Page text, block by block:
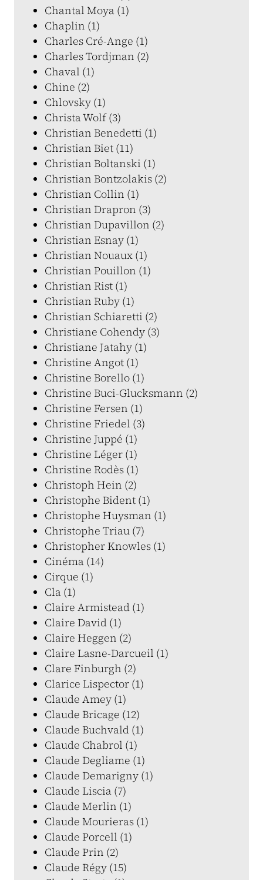
Chantal Moya (1)
Chaplin (1)
Charles Cré-Ange (1)
Charles Tordjman (2)
Chaval (1)
Chine (2)
Chlovsky (1)
Christa Wolf (3)
Christian Benedetti (1)
Christian Biet (11)
Christian Boltanski (1)
Christian Bontzolakis (2)
Christian Collin (1)
Christian Drapron (3)
Christian Dupavillon (2)
Christian Esnay (1)
Christian Nouaux (1)
Christian Pouillon (1)
Christian Rist (1)
Christian Ruby (1)
Christian Schiaretti (2)
Christiane Cohendy (3)
Christiane Jatahy (1)
Christine Angot (1)
Christine Borello (1)
Christine Buci-Glucksmann (2)
Christine Fersen (1)
Christine Friedel (3)
Christine Juppé (1)
Christine Léger (1)
Christine Rodès (1)
Christoph Hein (2)
Christophe Bident (1)
Christophe Huysman (1)
Christophe Triau (7)
Christopher Knowles (1)
Cinéma (14)
Cirque (1)
Cla (1)
Claire Armistead (1)
Claire David (1)
Claire Heggen (2)
Claire Lasne-Darcueil (1)
Clare Finburgh (2)
Clarice Lispector (1)
Claude Amey (1)
Claude Bricage (12)
Claude Buchvald (1)
Claude Chabrol (1)
Claude Degliame (1)
Claude Demarigny (1)
Claude Liscia (7)
Claude Merlin (1)
Claude Mourieras (1)
Claude Porcell (1)
Claude Prin (2)
Claude Régy (15)